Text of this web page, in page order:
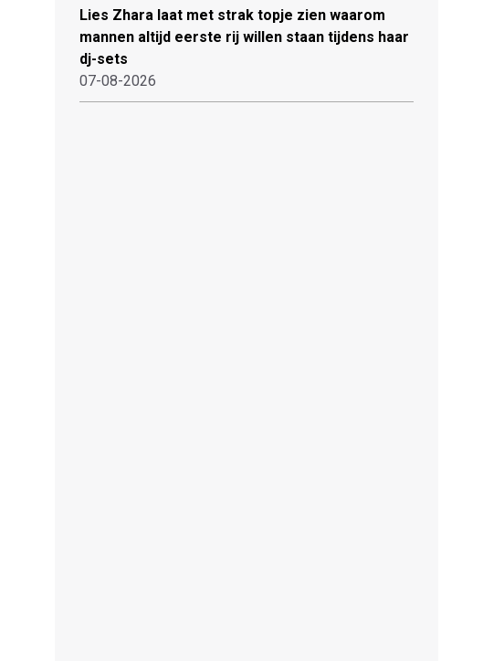
Lies Zhara laat met strak topje zien waarom
mannen altijd eerste rij willen staan tijdens haar
dj-sets
07-08-2026